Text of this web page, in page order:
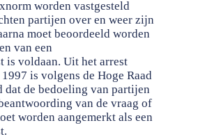
worden vastgesteld
partijen over en weer zijn
moet beoordeeld worden
van een
is voldaan. Uit het arrest
is volgens de Hoge Raad
dat de bedoeling van partijen
van de vraag of
worden aangemerkt als een